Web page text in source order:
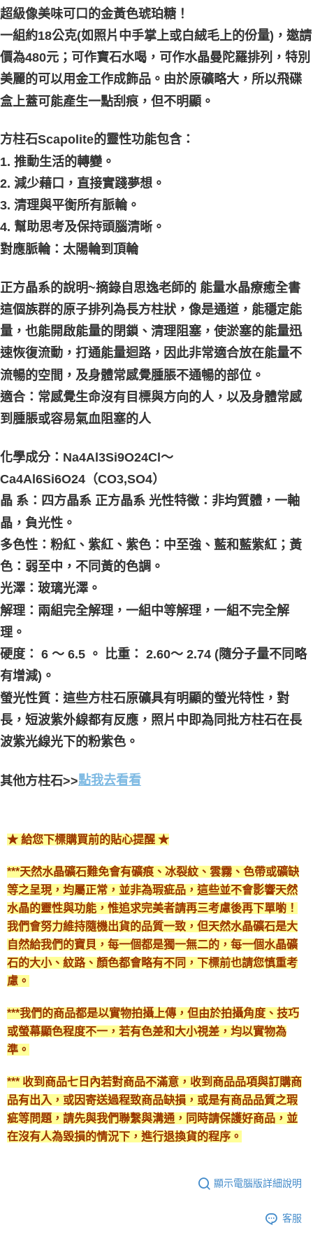
超級像美味可口的金黃色琥珀糖！
一組約18公克(如照片中手掌上或白絨毛上的份量)，邀請
價為480元；可作寶石水喝，可作水晶曼陀羅排列，特別
美麗的可以用金工作成飾品。由於原礦略大，所以飛碟
盒上蓋可能產生一點刮痕，但不明顯。
方柱石Scapolite的靈性功能包含：
1. 推動生活的轉變。
2. 減少藉口，直接實踐夢想。
3. 清理與平衡所有脈輪。
4. 幫助思考及保持頭腦清晰。
對應脈輪：太陽輪到頂輪
正方晶系的說明~摘錄自思逸老師的 能量水晶療癒全書
這個族群的原子排列為長方柱狀，像是通道，能穩定能
量，也能開啟能量的閉鎖、清理阻塞，使淤塞的能量迅
速恢復流動，打通能量迴路，因此非常適合放在能量不
流暢的空間，及身體常感覺腫脹不通暢的部位。
適合：常感覺生命沒有目標與方向的人，以及身體常感
到腫脹或容易氣血阻塞的人
化學成分：Na4Al3Si9O24Cl～
Ca4Al6Si6O24（CO3,SO4）
晶 系：四方晶系 正方晶系 光性特徵：非均質體，一軸
晶，負光性。
多色性：粉紅、紫紅、紫色：中至強、藍和藍紫紅；黃
色：弱至中，不同黃的色調。
光澤：玻璃光澤。
解理：兩組完全解理，一組中等解理，一組不完全解
理。
硬度： 6 ～ 6.5 。 比重： 2.60～ 2.74 (隨分子量不同略
有增減)。
螢光性質：這些方柱石原礦具有明顯的螢光特性，對
長，短波紫外線都有反應，照片中即為同批方柱石在長
波紫光線光下的粉紫色。
其他方柱石>>點我去看看
★ 給您下標購買前的貼心提醒 ★
***天然水晶礦石難免會有礦痕、冰裂紋、雲霧、色帶或礦缺
等之呈現，均屬正常，並非為瑕疵品，這些並不會影響天然
水晶的靈性與功能，惟追求完美者請再三考慮後再下單喲！
我們會努力維持隨機出貨的品質一致，但天然水晶礦石是大
自然給我們的寶貝，每一個都是獨一無二的，每一個水晶礦
石的大小、紋路、顏色都會略有不同，下標前也請您慎重考
慮。
***我們的商品都是以實物拍攝上傳，但由於拍攝角度、技巧
或螢幕顯色程度不一，若有色差和大小視差，均以實物為
準。
*** 收到商品七日內若對商品不滿意，收到商品品項與訂購商
品有出入，或因寄送過程致商品缺損，或是有商品品質之瑕
疵等問題，請先與我們聯繫與溝通，同時請保護好商品，並
在沒有人為毀損的情況下，進行退換貨的程序。
顯示電腦版詳細說明
客服